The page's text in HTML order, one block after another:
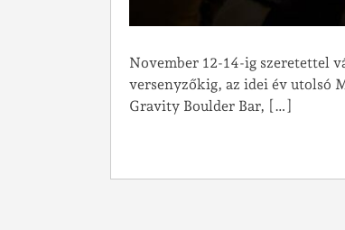
November 12-14-ig szeretettel
versenyzőkig, az idei év utolsó
Gravity Boulder Bar, […]